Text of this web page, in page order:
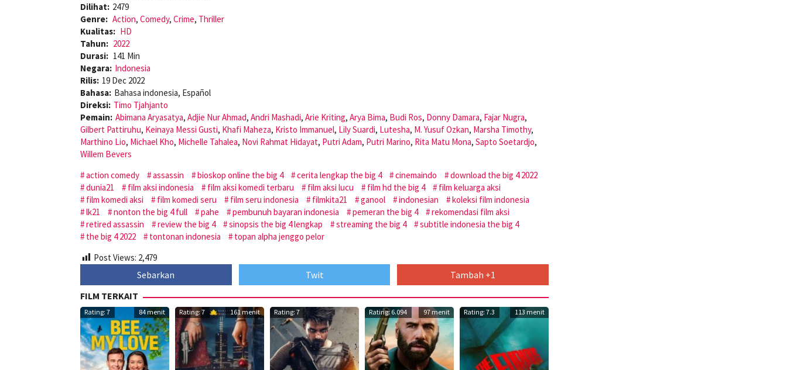
Dilihat: 2479
Genre: Action, Comedy, Crime, Thriller
Kualitas: HD
Tahun: 2022
Durasi: 141 Min
Negara: Indonesia
Rilis: 19 Dec 2022
Bahasa: Bahasa indonesia, Español
Direksi: Timo Tjahjanto
Pemain: Abimana Aryasatya, Adjie Nur Ahmad, Andri Mashadi, Arie Kriting, Arya Bima, Budi Ros, Donny Damara, Fajar Nugra,
Gilbert Pattiruhu, Keinaya Messi Gusti, Khafi Maheza, Kristo Immanuel, Lily Suardi, Lutesha, M. Yusuf Ozkan, Marsha Timothy,
Marthino Lio, Michael Kho, Michelle Tahalea, Novi Rahmat Hidayat, Putri Adam, Putri Marino, Rita Matu Mona, Sapto Soetardjo,
Willem Bevers
action comedy
assassin bioskop online the big 4 cerita lengkap the big 4 cinemaindo
download the big 4 2022
dunia21
film aksi indonesia film aksi komedi terbaru film aksi lucu film hd the big 4
film keluarga aksi
film komedi aksi
film komedi seru film seru indonesia filmkita21 ganool indonesian
koleksi film indonesia
lk21
nonton the big 4 full pahe pembunuh bayaran indonesia pemeran the big 4
rekomendasi film aksi
retired assassin
review the big 4 sinopsis the big 4 lengkap streaming the big 4
subtitle indonesia the big 4
the big 4 2022
tontonan indonesia
topan alpha jenggo pelor
Post Views: 2,479
Sebarkan Twit
Tambah +1
FILM TERKAIT
Rating: 7 84 menit Rating: 7 161 menit Rating: 7 Rating: 6.094 97 menit Rating: 7.3 113 menit